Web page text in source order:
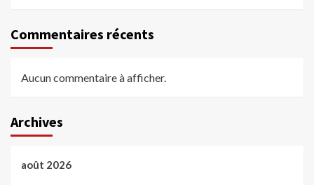
Commentaires récents
Aucun commentaire à afficher.
Archives
août 2026